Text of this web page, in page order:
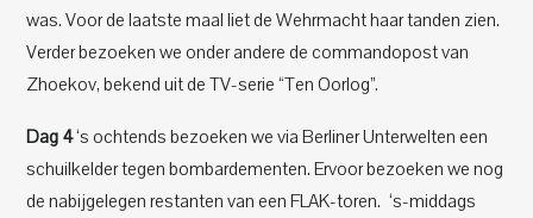
was. Voor de laatste maal liet de Wehrmacht haar tanden zien.
Verder bezoeken we onder andere de commandopost van
Zhoekov, bekend uit de TV-serie “Ten Oorlog”.
Dag 4‘s ochtends bezoeken we via Berliner Unterwelten een
schuilkelder tegen bombardementen. Ervoor bezoeken we nog
de nabijgelegen restanten van een FLAK-toren. ‘s-middags